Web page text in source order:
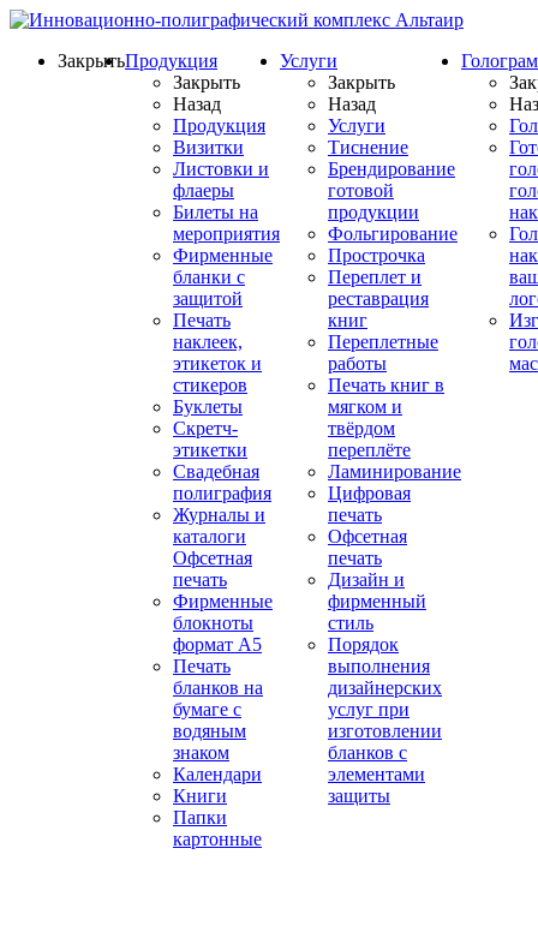
ЗакрытьПродукция
Закрыть
Назад
Продукция
Визитки
Листовки и
флаеры
Билеты на
мероприятия
Фирменные
бланки с
защитой
Печать
наклеек,
этикеток и
стикеров
Буклеты
Скретч-
этикетки
Свадебная
полиграфия
Журналы и
каталоги
Офсетная
печать
Фирменные
блокноты
формат А5
Печать
бланков на
бумаге с
водяным
знаком
Календари
Книги
Папки
картонные
Услуги
Закрыть
Назад
Услуги
Тиснение
Брендирование
готовой
продукции
Фольгирование
Прострочка
Переплет и
реставрация
книг
Переплетные
работы
Печать книг в
мягком и
твёрдом
переплёте
Ламинирование
Цифровая
печать
Офсетная
печать
Дизайн и
фирменный
стиль
Порядок
выполнения
дизайнерских
услуг при
изготовлении
бланков с
элементами
защиты